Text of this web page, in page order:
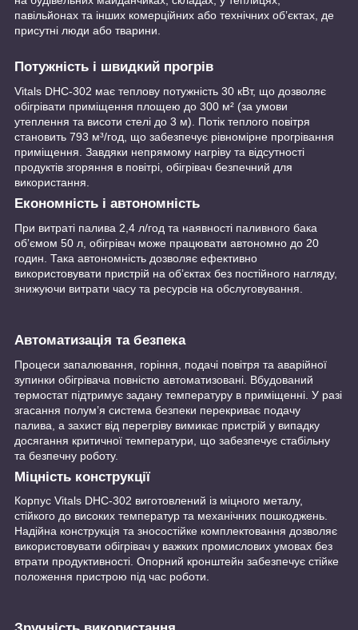
павільйонах та інших комерційних або технічних обʼєктах, де
присутні люди або тварини.
Потужність і швидкий прогрів
Vitals DHC-302 має теплову потужність 30 кВт, що дозволяє
обігрівати приміщення площею до 300 м² (за умови
утеплення та висоти стелі до 3 м). Потік теплого повітря
становить 793 м³/год, що забезпечує рівномірне прогрівання
приміщення. Завдяки непрямому нагріву та відсутності
продуктів згоряння в повітрі, обігрівач безпечний для
використання.
Економність і автономність
При витраті палива 2,4 л/год та наявності паливного бака
обʼємом 50 л, обігрівач може працювати автономно до 20
годин. Така автономність дозволяє ефективно
використовувати пристрій на об’єктах без постійного нагляду,
знижуючи витрати часу та ресурсів на обслуговування.
Автоматизація та безпека
Процеси запалювання, горіння, подачі повітря та аварійної
зупинки обігрівача повністю автоматизовані. Вбудований
термостат підтримує задану температуру в приміщенні. У разі
згасання полум’я система безпеки перекриває подачу
палива, а захист від перегріву вимикає пристрій у випадку
досягання критичної температури, що забезпечує стабільну
та безпечну роботу.
Міцність конструкції
Корпус Vitals DHC-302 виготовлений із міцного металу,
стійкого до високих температур та механічних пошкоджень.
Надійна конструкція та зносостійке комплектовання дозволяє
використовувати обігрівач у важких промислових умовах без
втрати продуктивності. Опорний кронштейн забезпечує стійке
положення пристрою під час роботи.